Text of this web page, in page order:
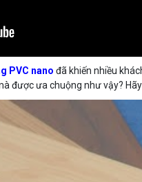
PVC nano đã khiến nhiều
được ưa chuộng như vậy?